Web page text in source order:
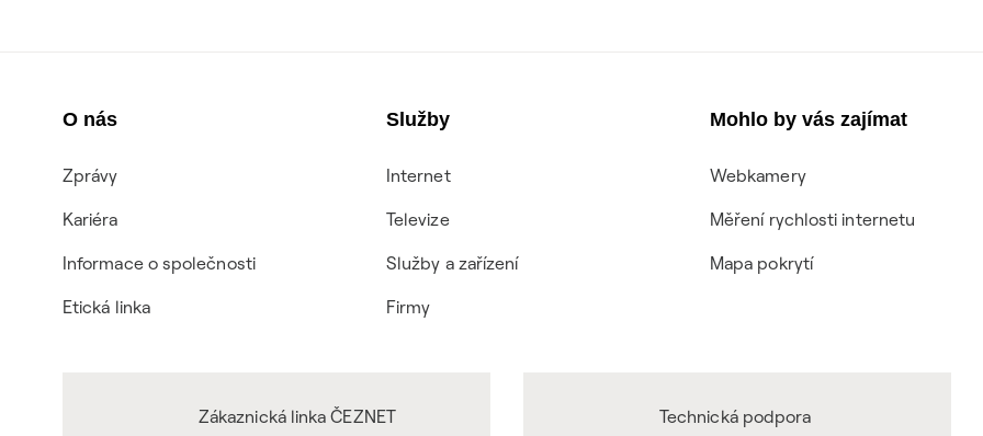
O nás
Zprávy
Kariéra
Informace o společnosti
Etická linka
Služby
Internet
Televize
Služby a zařízení
Firmy
Mohlo by vás zajímat
Webkamery
Měření rychlosti internetu
Mapa pokrytí
Zákaznická linka ČEZNET Technická podpora